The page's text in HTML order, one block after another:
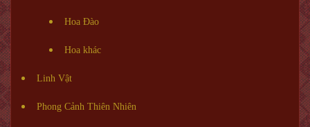
Hoa Đào
Hoa khác
Linh Vật
Phong Cảnh Thiên Nhiên